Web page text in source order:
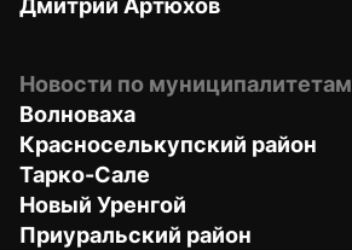
Дмитрий Артюхов
Новости по муниципалитетам
Волноваха
Красноселькупский район
Тарко-Сале
Новый Уренгой
Приуральский район